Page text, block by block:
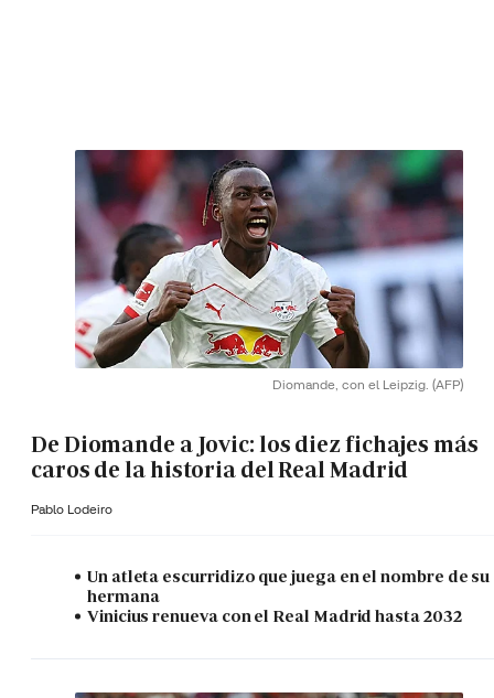
Diomande, con el Leipzig. (AFP)
De Diomande a Jovic: los diez fichajes más
caros de la historia del Real Madrid
Pablo Lodeiro
Un atleta escurridizo que juega en el nombre de su
hermana
Vinicius renueva con el Real Madrid hasta 2032